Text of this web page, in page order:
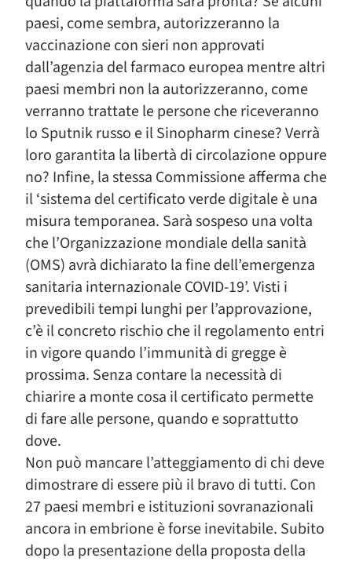
paesi, come sembra, autorizzeranno la
vaccinazione con sieri non approvati
dall’agenzia del farmaco europea mentre altri
paesi membri non la autorizzeranno, come
verranno trattate le persone che riceveranno
lo Sputnik russo e il Sinopharm cinese? Verrà
loro garantita la libertà di circolazione oppure
no? Infine, la stessa Commissione afferma che
il ‘sistema del certificato verde digitale è una
misura temporanea. Sarà sospeso una volta
che l’Organizzazione mondiale della sanità
(OMS) avrà dichiarato la fine dell’emergenza
sanitaria internazionale COVID-19’. Visti i
prevedibili tempi lunghi per l’approvazione,
c’è il concreto rischio che il regolamento entri
in vigore quando l’immunità di gregge è
prossima. Senza contare la necessità di
chiarire a monte cosa il certificato permette
di fare alle persone, quando e soprattutto
dove.
Non può mancare l’atteggiamento di chi deve
dimostrare di essere più il bravo di tutti. Con
27 paesi membri e istituzioni sovranazionali
ancora in embrione è forse inevitabile. Subito
dopo la presentazione della proposta della